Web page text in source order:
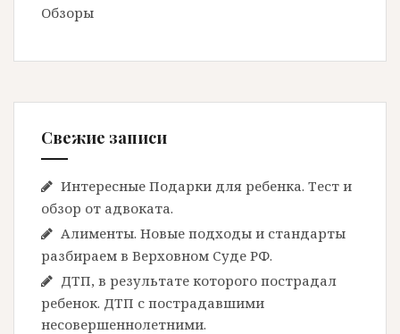
Обзоры
Свежие записи
Интересные Подарки для ребенка. Тест и
обзор от адвоката.
Алименты. Новые подходы и стандарты
разбираем в Верховном Суде РФ.
ДТП, в результате которого пострадал
ребенок. ДТП с пострадавшими
несовершеннолетними.